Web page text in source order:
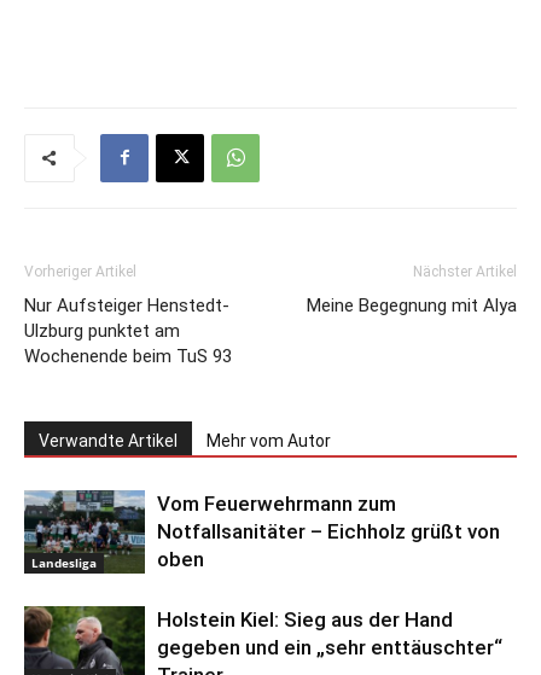
Vorheriger Artikel
Nur Aufsteiger Henstedt-
Ulzburg punktet am
Wochenende beim TuS 93
Nächster Artikel
Meine Begegnung mit Alya
Verwandte Artikel Mehr vom Autor
Landesliga
Vom Feuerwehrmann zum
Notfallsanitäter – Eichholz grüßt von
oben
Holstein Kiel: Sieg aus der Hand
gegeben und ein „sehr enttäuschter“